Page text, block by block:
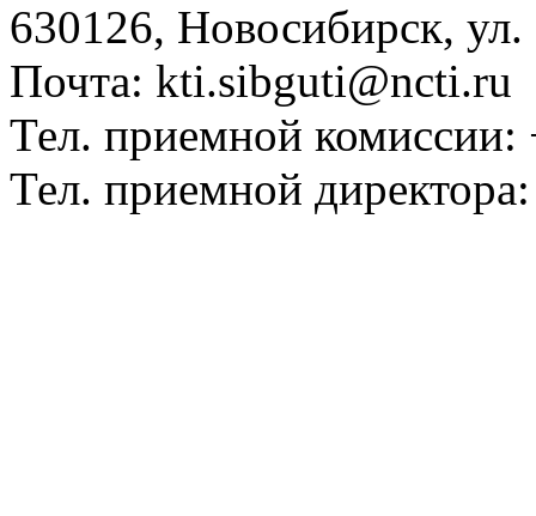
630126, Новосибирск,
Почта: kti.sibguti@ncti.ru
Тел. приемной
Тел. приемной